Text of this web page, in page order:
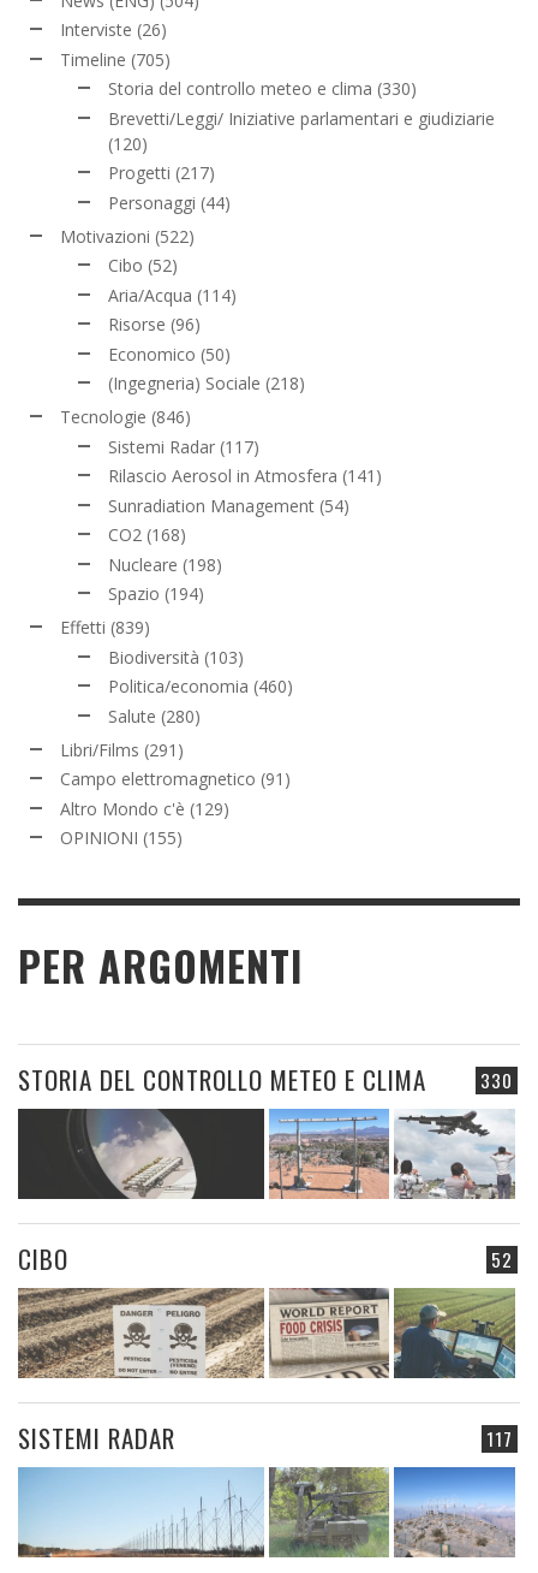
Interviste (26)
Timeline (705)
Storia del controllo meteo e clima (330)
Brevetti/Leggi/ Iniziative parlamentari e giudiziarie
(120)
Progetti (217)
Personaggi (44)
Motivazioni (522)
Cibo (52)
Aria/Acqua (114)
Risorse (96)
Economico (50)
(Ingegneria) Sociale (218)
Tecnologie (846)
Sistemi Radar (117)
Rilascio Aerosol in Atmosfera (141)
Sunradiation Management (54)
CO2 (168)
Nucleare (198)
Spazio (194)
Effetti (839)
Biodiversità (103)
Politica/economia (460)
Salute (280)
Libri/Films (291)
Campo elettromagnetico (91)
Altro Mondo c'è (129)
OPINIONI (155)
PER ARGOMENTI
330
STORIA DEL CONTROLLO METEO E CLIMA
52
CIBO
117
SISTEMI RADAR